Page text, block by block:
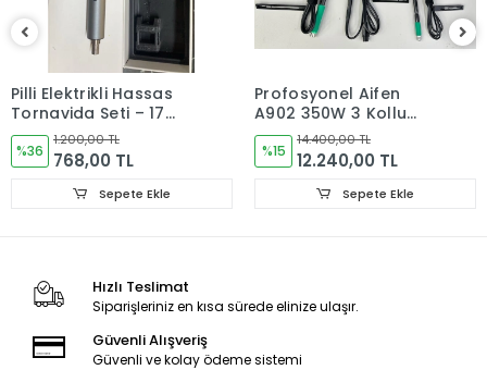
Pilli Elektrikli Hassas
Tornavida Seti – 17
Uçlu Manyetik
Tornavida
%36
1.200,00 TL
768,00 TL
Sepete Ekle
Profosyonel Aifen
A902 350W 3 Kollu
Akıllı Havya Lehim
İstasyonu (C-115/C-
210/C-245/C-470)X2
%15
14.400,00 TL
12.240,00 TL
Sepete Ekle
Hızlı Teslimat
Siparişleriniz en kısa sürede elinize ulaşır.
Güvenli Alışveriş
Güvenli ve kolay ödeme sistemi